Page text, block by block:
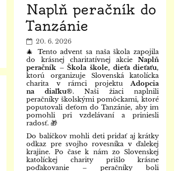
Naplň peračník do
Tanzánie
20. 6. 2026
🎄 Tento advent sa naša škola zapojila
do krásnej charitatívnej akcieNaplň
peračník – Škola škole, dieťa dieťaťu,
ktorú organizuje Slovenská katolícka
charita v rámci projektuAdopcia
na diaľku®. Naši žiaci naplnili
peračníky školskými pomôckami, ktoré
poputovali deťom do Tanzánie, aby im
pomohli pri vzdelávaní a priniesli
radosť. 🎁
Do balíčkov mohli deti pridať aj krátky
odkaz pre svojho rovesníka v ďalekej
krajine. Po čase k nám zo Slovenskej
katolíckej charity prišlo krásne
poďakovanie – peračníky boli